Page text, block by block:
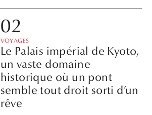
VOYAGES
Le Palais impérial de Kyoto,
un vaste domaine
historique où un pont
semble tout droit sorti d’un
rêve